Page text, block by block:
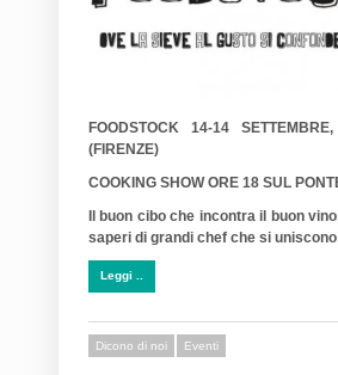
FOODSTOCK 14-14 SETTEMBRE,
(FIRENZE)
COOKING SHOW ORE 18 SUL
Il buon cibo che incontra il buon
saperi di grandi chef che si
Leggi ..
Dicono di noi Eventi